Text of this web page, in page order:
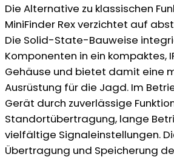
Die Alternative zu klassischen
MiniFinder Rex verzichtet auf
Die Solid-State-Bauweise
Komponenten in ein kompaktes,
Gehäuse und bietet damit eine
Ausrüstung für die Jagd. Im
Gerät durch zuverlässige
Standortübertragung, lange
vielfältige Signaleinstellungen.
Übertragung und Speicherung